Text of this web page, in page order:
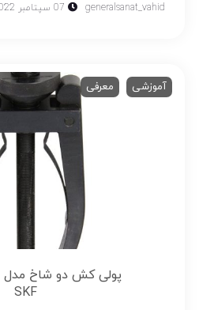
generalsanat_vahid 07 سپتامبر 2022
آموزشی معرفی
SKF